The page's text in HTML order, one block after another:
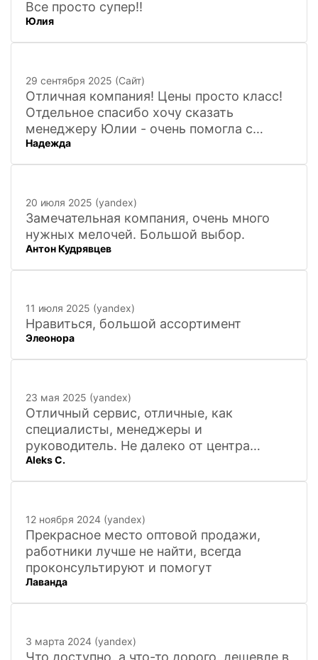
Все просто супер!!
Юлия
29 сентября 2025 (Сайт)
Отличная компания! Цены просто класс!
Отдельное спасибо хочу сказать
менеджеру Юлии - очень помогла с
покупкой и доставкой сувенирных
фигурок! Буду ждать новинок и покупать
Надежда
20 июля 2025 (yandex)
Замечательная компания, очень много
нужных мелочей. Большой выбор.
Антон Кудрявцев
11 июля 2025 (yandex)
Нравиться, большой ассортимент
Элеонора
23 мая 2025 (yandex)
Отличный сервис, отличные, как
специалисты, менеджеры и
руководитель. Не далеко от центра
города, 20 минут
Aleks C.
12 ноября 2024 (yandex)
Прекрасное место оптовой продажи,
работники лучше не найти, всегда
проконсультируют и помогут
Лаванда
3 марта 2024 (yandex)
Что доступно, а что-то дорого, дешевле в